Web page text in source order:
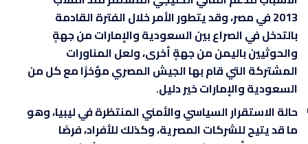
2013 في مصر، وقد يتطور الأمر خلال الفترة القادمة
بالتدخل في الصراع بين السعودية والإمارات من جهةٍ
والحوثيين باليمن من جهةٍ أخرى، ولعل المناورات
المشتركة التي قام بها الجيش المصري مؤخرًا مع كل من
السعودية والإمارات خير دليل.
حالة الاستقرار السياسي والأمني المنتظرة في ليبيا، وهو
ما قد يتيح للشركات المصرية، وكذلك للأفراد، فرصًا